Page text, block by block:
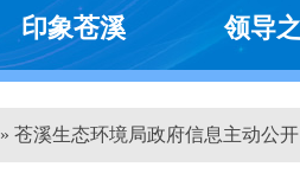
印象苍溪 领导
» 苍溪生态环境局政府信息主动公